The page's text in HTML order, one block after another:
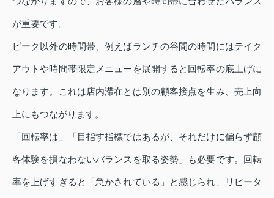
が重要です。
ピーク以外の時間帯、例えばランチの谷間の時間にはテイク
アウトや時間帯限定メニューを展開すると回転率の底上げに
なります。これは店内滞在とは別の顧客接点を生み、売上向
上にもつながります。
「回転率は」「目指す指標ではあるが、それだけに偏らず顧
客体験を損なわないバランスを取る姿勢」も必要です。回転
率を上げすぎると「急かされている」と感じられ、リピータ